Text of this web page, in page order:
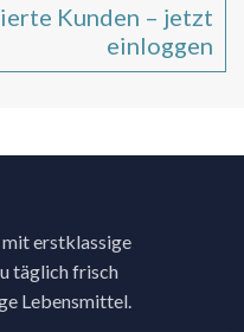
Kunden – jetzt
einloggen
mit erstklassige
täglich frisch
Lebensmittel.